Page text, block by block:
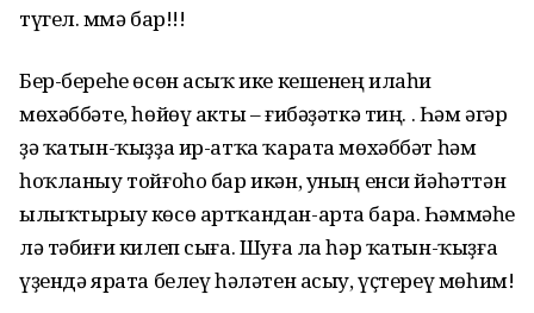
түгел. Әммә бар!!!
Бер-береһе өсөн асыҡ ике кешенең илаһи
мөхәббәте, һөйөү акты – ғибәҙәткә тиң. . Һәм әгәр
ҙә ҡатын-ҡыҙҙа ир-атҡа ҡарата мөхәббәт һәм
һоҡланыу тойғоһо бар икән, уның енси йәһәттән
ылыҡтырыу көсө артҡандан-арта бара. Һәммәһе
лә тәбиғи килеп сыға. Шуға ла һәр ҡатын-ҡыҙға
үҙендә ярата белеү һәләтен асыу, үҫтереү мөһим!